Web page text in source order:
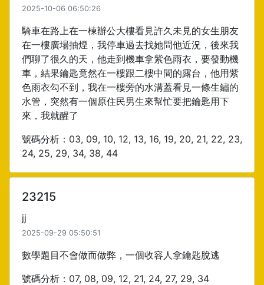
2025-10-06 06:50:26
騎車在路上在一棟辦公大樓看見許久未見的女生朋友
在一樓廣場抽煙，我停車過去找她問他近況，後來我
們聊了很久的天，他走到機車拿紫色雨衣，要發動機
車，結果鑰匙竟然在一樓跟二樓中間的露台，他用紫
色雨衣勾不到，我在一樓旁的水溝蓋看見一條生鏽的
水管，突然有一個原住民男生來幫忙要把鑰匙用下
來，我就醒了
號碼分析：03, 09, 10, 12, 13, 16, 19, 20, 21, 22, 23,
24, 25, 29, 34, 38, 44
23215
jj
2025-09-29 05:50:51
數學題目不會做而做弊，一個收容人拿鑰匙脫逃
號碼分析：07, 08, 09, 12, 21, 24, 27, 29, 34